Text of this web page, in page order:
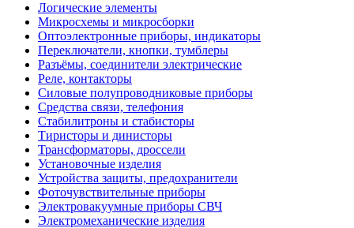
Логические элементы
Микросхемы и микросборки
Оптоэлектронные приборы, индикаторы
Переключатели, кнопки, тумблеры
Разъёмы, соединители электрические
Реле, контакторы
Силовые полупроводниковые приборы
Средства связи, телефония
Стабилитроны и стабисторы
Тиристоры и динисторы
Трансформаторы, дроссели
Установочные изделия
Устройства защиты, предохранители
Фоточувствительные приборы
Электровакуумные приборы СВЧ
Электромеханические изделия